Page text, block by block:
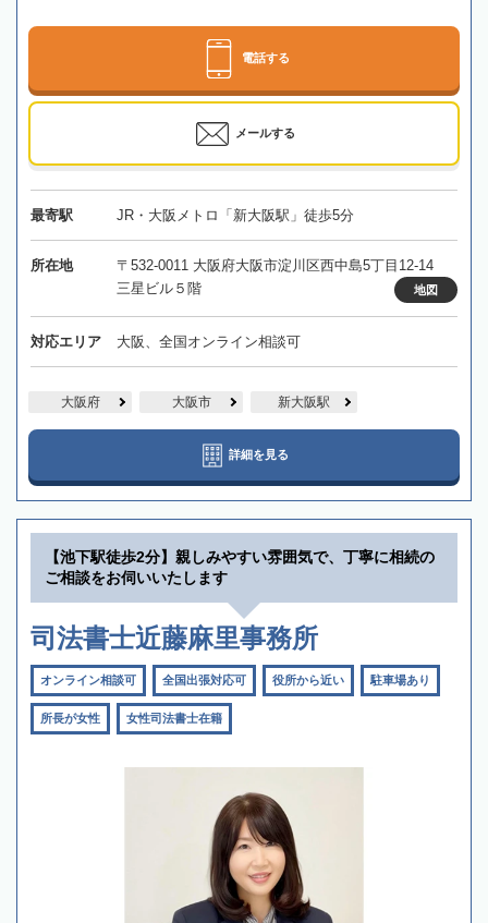
電話する
メールする
最寄駅 JR・大阪メトロ「新大阪駅」徒歩5分
所在地
〒532-0011 大阪府大阪市淀川区西中島5丁目12-14
三星ビル５階
地図
対応エリア 大阪、全国オンライン相談可
大阪府 大阪市 新大阪駅
詳細を見る
【池下駅徒歩2分】親しみやすい雰囲気で、丁寧に相続の
ご相談をお伺いいたします
司法書士近藤麻里事務所
オンライン相談可 全国出張対応可 役所から近い 駐車場あり
所長が女性 女性司法書士在籍